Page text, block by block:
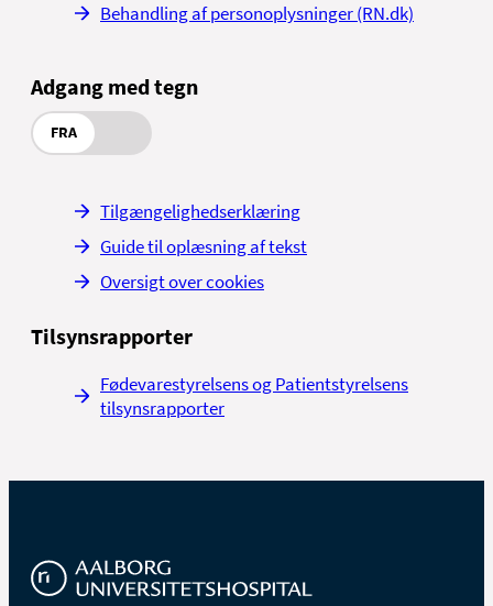
Behandling af personoplysninger (RN.dk)
Adgang med tegn
FRA
Tilgængelighedserklæring
Guide til oplæsning af tekst
Oversigt over cookies
Tilsynsrapporter
Fødevarestyrelsens og Patientstyrelsens
tilsynsrapporter